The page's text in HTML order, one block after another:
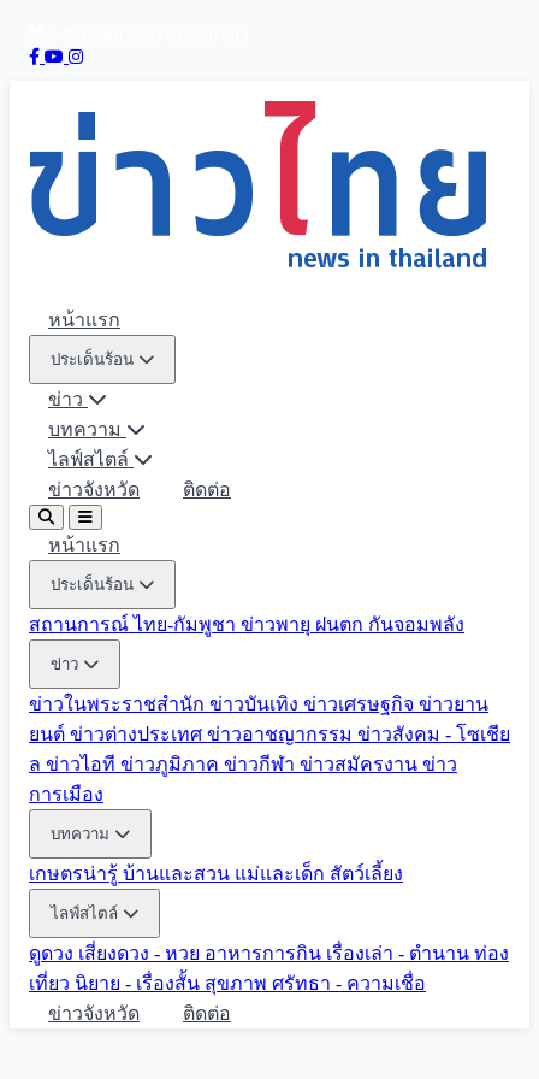
หน้าแรก
ประเด็นร้อน
ข่าว
บทความ
ไลฟ์สไตล์
ข่าวจังหวัด
ติดต่อ
หน้าแรก
ประเด็นร้อน
สถานการณ์ ไทย-กัมพูชา ข่าวพายุ ฝนตก กันจอมพลัง
ข่าว
ข่าวในพระราชสำนัก ข่าวบันเทิง ข่าวเศรษฐกิจ ข่าวยาน
ยนต์ ข่าวต่างประเทศ ข่าวอาชญากรรม ข่าวสังคม - โซเชีย
ล ข่าวไอที ข่าวภูมิภาค ข่าวกีฬา ข่าวสมัครงาน ข่าว
การเมือง
บทความ
เกษตรน่ารู้ บ้านและสวน แม่และเด็ก สัตว์เลี้ยง
ไลฟ์สไตล์
ดูดวง เสี่ยงดวง - หวย อาหารการกิน เรื่องเล่า - ตำนาน ท่อง
เที่ยว นิยาย - เรื่องสั้น สุขภาพ ศรัทธา - ความเชื่อ
ข่าวจังหวัด
ติดต่อ